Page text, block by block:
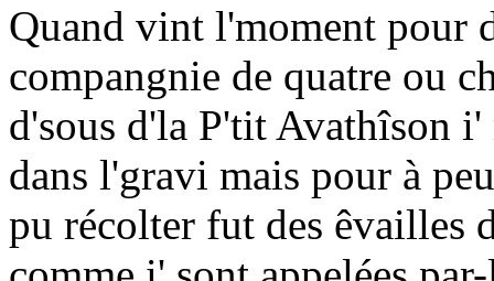
Quand vint l'moment pour
compangnie de quatre ou
d'sous d'la P'tit Avathîson
dans l'gravi mais pour à
pu récolter fut des êvailles